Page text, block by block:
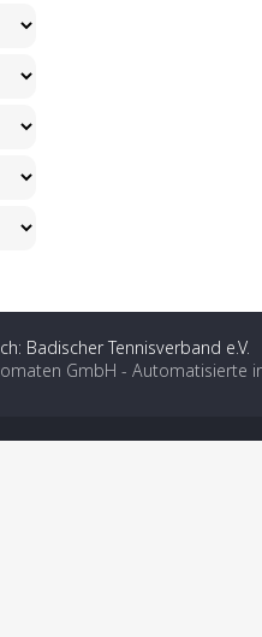
Badischer Tennisverband e.V.
GmbH - Automatisierte